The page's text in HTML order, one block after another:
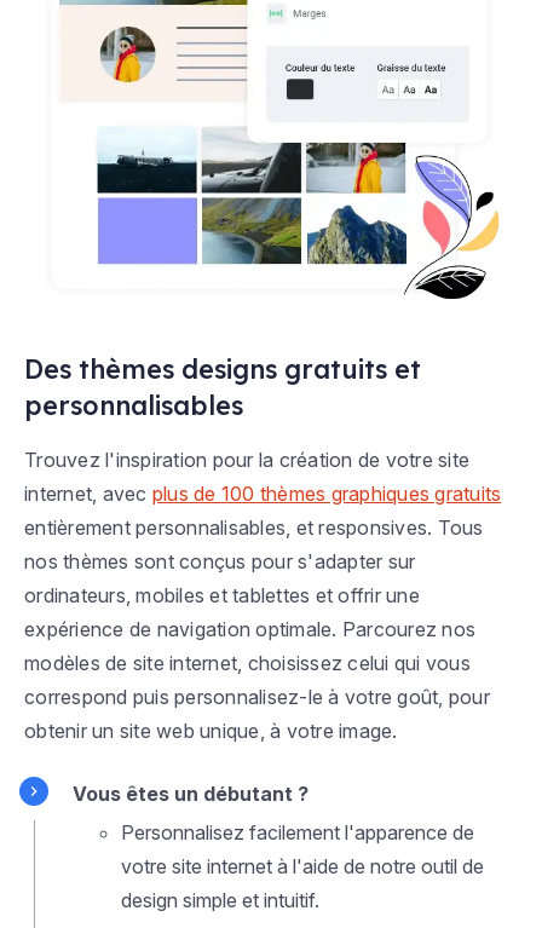
Des thèmes designs gratuits et
personnalisables
Trouvez l'inspiration pour la création de votre site
internet, avec plus de 100 thèmes graphiques gratuits
entièrement personnalisables, et responsives. Tous
nos thèmes sont conçus pour s'adapter sur
ordinateurs, mobiles et tablettes et offrir une
expérience de navigation optimale. Parcourez nos
modèles de site internet, choisissez celui qui vous
correspond puis personnalisez-le à votre goût, pour
obtenir un site web unique, à votre image.
Vous êtes un débutant ?
Personnalisez facilement l'apparence de
votre site internet à l'aide de notre outil de
design simple et intuitif.